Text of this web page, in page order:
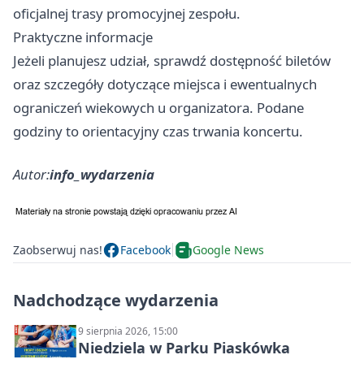
oficjalnej trasy promocyjnej zespołu.
Praktyczne informacje
Jeżeli planujesz udział, sprawdź dostępność biletów
oraz szczegóły dotyczące miejsca i ewentualnych
ograniczeń wiekowych u organizatora. Podane
godziny to orientacyjny czas trwania koncertu.
Autor:info_wydarzenia
Zaobserwuj nas! Facebook Google News
Nadchodzące wydarzenia
9 sierpnia 2026, 15:00
Niedziela w Parku Piaskówka